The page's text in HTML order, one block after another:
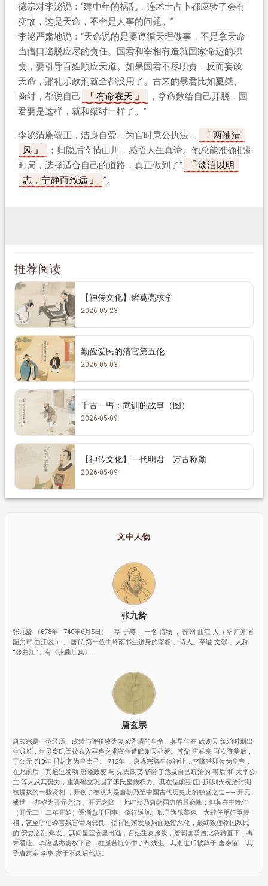
德宗对李泌说：“建中年的祸乱，连术士占卜都应验了会有
变故，这是天命，不全是人事的问题。”
李泌严肃地说：“天命说的是要遵循天理做事，不是拿天命
当借口逃脱应尽的责任。国君和宰相有造就国家命运的职
责，要引导百姓顺应天道。如果国君不尽职责，反而妄谈
天命，那礼乐政刑就全都没用了。古来的暴君比如夏桀、
商纣，都说自己
有命在天
，拿命数给自己开脱，国
君要是这样，就和桀纣一样了。”
李泌清廉端正，洁身自爱，为官时秉公执法，
两袖清
风
；归隐后寄情山川，感悟人生真谛。他总能准确把握
时局，选择适合自己的道路，真正做到了“
淡泊以明
志，宁静而致远
”。
推荐阅读
【神传文化】诸葛亮求学
2026-05-23
勤俭爱民的清官第五伦
2026-05-03
千古一丐：武训的故事（图）
2026-05-09
【神传文化】一代明君 万古称颂
2026-05-09
文中人物
张九龄
张九龄 （678年—740年6月5日），字 子寿 ，一名 博物 ， 韶州 曲江 人（今 广东省
韶关市 曲江区 ）。 唐代 第一位由岭南书生进身的宰相 、诗人。卒谥 文献 。人称
“张曲江”。有《张曲江集》。
唐玄宗
唐玄宗是一位经历、政绩与评价较为复杂矛盾的皇帝。其早年在 武则天 统治时期出
生成长，生母窦氏因被卷入巫蛊之术案件遭武则天处死。其父 唐睿宗 再次登基后，
于公元 710年 册封其为皇太子。 712年 ，唐睿宗将皇位禅让，李隆基即位为皇帝，
在此前后，其通过发动 唐隆政变 与 先天政变 铲除了危及自己统治的 韦后 和 太平公
主 等人及其势力，重新确立巩固了李氏皇族权力。其在位前期任用武则天统治时期
被提拔的一些贤相 ，开创了被认为是唐朝乃至中国古代历史上的极盛之世—— 开元
盛世 ，亦称为开元之治 、开元之隆 ，此时期乃唐朝国力的最巅峰；但其在中晚年
（开元二十二年开始）逐渐怠于国事、倒行逆施、耽于逸乐美色，大肆任用奸臣佞
相，甚至听信谗言残害骨肉忠良，使得国家发展局面逐渐恶化，最终致使祸国殃民
的 安史之乱 爆发。其间皇室仓皇出逃，百姓生灵涂炭，唐朝国势自此急转直下，再
未看涨。李隆基亦丧权下台，在孤苦忧郁中了却残生。其逝世后被葬于 唐泰陵 ，其
子唐肃宗 李亨 亦于不久后驾崩。